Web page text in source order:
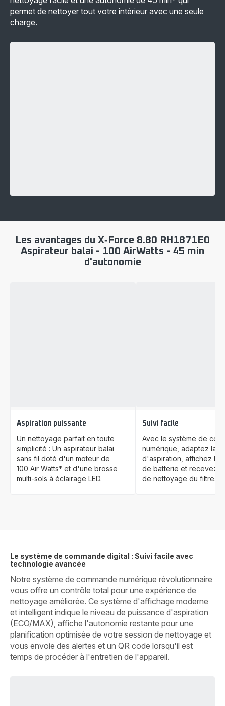
permet de nettoyer tout votre intérieur avec une seule
charge.
Les avantages du X‑Force 8.80 RH1871E0
Aspirateur balai - 100 AirWatts - 45 min
d'autonomie
Aspiration puissante
Un nettoyage parfait en toute
simplicité : Un aspirateur balai
sans fil doté d'un moteur de
100 Air Watts* et d'une brosse
multi-sols à éclairage LED.
Suivi facile
Avec le système de
numérique, adaptez la
d'aspiration, affichez le
de batterie et recevez
de nettoyage du filtre.
Le système de commande digital : Suivi facile avec
technologie avancée
Notre système de commande numérique révolutionnaire
vous offre un contrôle total pour une expérience de
nettoyage améliorée. Ce système d'affichage moderne
et intelligent indique le niveau de puissance d'aspiration
(ECO/MAX), affiche l'autonomie restante pour une
planification optimisée de votre session de nettoyage et
vous envoie des alertes et un QR code lorsqu'il est
temps de procéder à l'entretien de l'appareil.